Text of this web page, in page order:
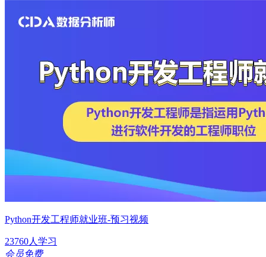
Python开发工程师就业班-预习视频
23760人学习
会员免费